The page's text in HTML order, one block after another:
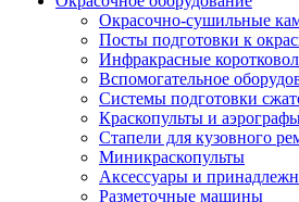
Окрасочно-сушильные
Посты подготовки к
Инфракрасные
Вспомогательное
Системы подготовки
Краскопульты и
Стапели для кузовного
Миникраскопульты
Аксессуары и
Разметочные машины